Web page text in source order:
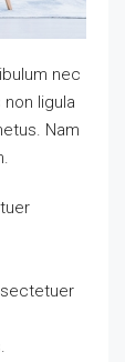
nec
ligula
Nam